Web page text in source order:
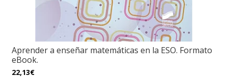
Aprender a enseñar matemáticas en la ESO. Formato
eBook.
22,13€